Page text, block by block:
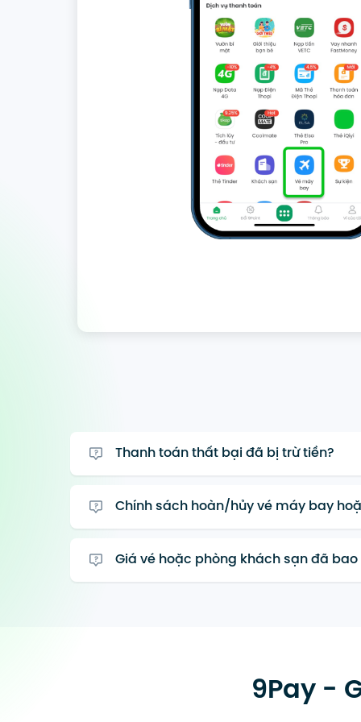
Thanh toán thất bại đã bị trừ tiền?
Chính sách hoàn/hủy vé máy bay
Giá vé hoặc phòng khách sạn đã
9Pay -